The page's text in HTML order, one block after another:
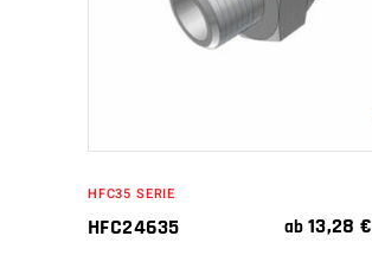
HFC35 SERIE
HFC24635 ab 13,28€